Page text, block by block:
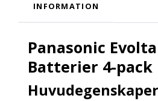
INFORMATION
Panasonic
Batterier 4-pack